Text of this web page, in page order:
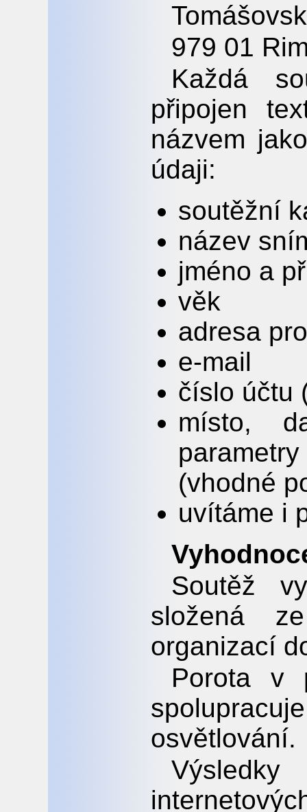
979 01
Každá
připojen
názvem
údaji:
soutěžní
název
jméno a
věk
adresa
e-mail
číslo účtu
místo,
(vhodné
uvítáme i
Soutěž
složená
organizací
Porota v
osvětlování.